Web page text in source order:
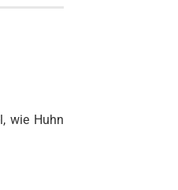
wie Huhn